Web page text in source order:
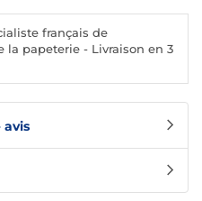
avis
français de
papeterie - Livraison en 3